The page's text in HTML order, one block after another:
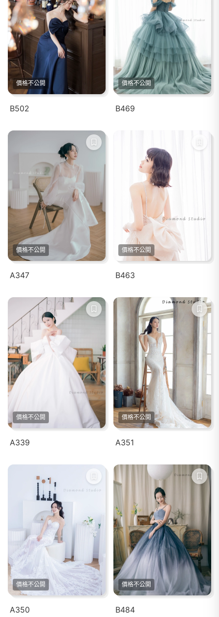
價格不公開
B502
價格不公開
B469
價格不公開
A347
價格不公開
B463
價格不公開
A339
價格不公開
A351
價格不公開
A350
價格不公開
B484